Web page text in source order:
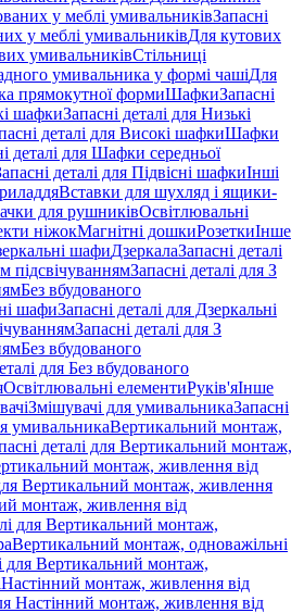
у меблі умивальниківЗапасні
у меблі умивальниківДля кутових
умивальниківСтільниці
умивальника у формі чашіДля
прямокутної формиШафкиЗапасні
шафкиЗапасні деталі для Низькі
деталі для Високі шафкиШафки
деталі для Шафки середньої
деталі для Підвісні шафкиІнші
Вставки для шухляд і ящики-
для рушниківОсвітлювальні
ніжокМагнітні дошкиРозеткиІнше
шафиДзеркалаЗапасні деталі
підсвічуваннямЗапасні деталі для З
Без вбудованого
шафиЗапасні деталі для Дзеркальні
Запасні деталі для З
Без вбудованого
для Без вбудованого
Освітлювальні елементиРуків'яІнше
Змішувачі для умивальникаЗапасні
умивальникаВертикальний монтаж,
деталі для Вертикальний монтаж,
монтаж, живлення від
Вертикальний монтаж, живлення
монтаж, живлення від
для Вертикальний монтаж,
Вертикальний монтаж, одноважільні
для Вертикальний монтаж,
Настінний монтаж, живлення від
Настінний монтаж, живлення від